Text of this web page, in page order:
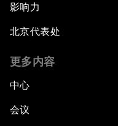
影响力
北京代表处
更多内容
中心
会议